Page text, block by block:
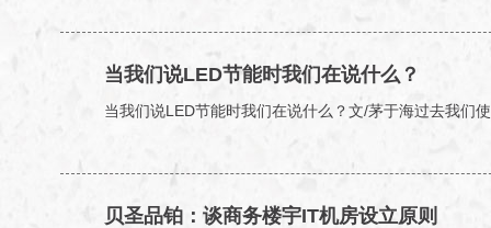
当我们说LED节能时我们在说什么？
当我们说LED节能时我们在说什么？文/茅于海过去我们
贝圣品铂：谈商务楼宇IT机房设立原则